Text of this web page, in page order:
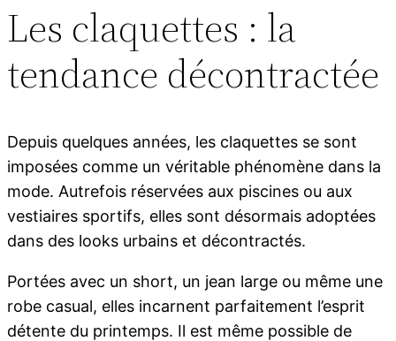
Les claquettes : la
tendance décontractée
Depuis quelques années, les claquettes se sont
imposées comme un véritable phénomène dans la
mode. Autrefois réservées aux piscines ou aux
vestiaires sportifs, elles sont désormais adoptées
dans des looks urbains et décontractés.
Portées avec un short, un jean large ou même une
robe casual, elles incarnent parfaitement l’esprit
détente du printemps. Il est même possible de